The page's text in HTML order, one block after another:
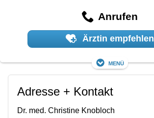
Anrufen
Ärztin empfehlen
Menü
Adresse + Kontakt
Dr. med. Christine Knobloch